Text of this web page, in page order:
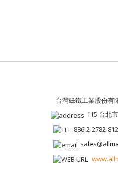
台灣磁鐵工業股份有
115 台北
886-2-2782-